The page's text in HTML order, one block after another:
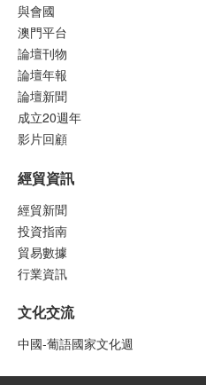
與會國
澳門平台
論壇刊物
論壇年報
論壇新聞
成立20週年
影片回顧
經貿資訊
經貿新聞
投資指南
貿易數據
行業資訊
文化交流
中國-葡語國家文化週